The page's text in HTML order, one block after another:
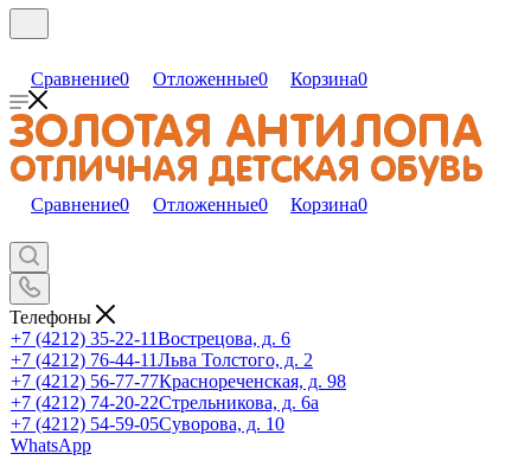
Сравнение0 Отложенные0 Корзина0
Сравнение0 Отложенные0 Корзина0
Телефоны
+7 (4212) 35-22-11Вострецова, д. 6
+7 (4212) 76-44-11Льва Толстого, д. 2
+7 (4212) 56-77-77Краснореченская, д. 98
+7 (4212) 74-20-22Стрельникова, д. 6а
+7 (4212) 54-59-05Суворова, д. 10
WhatsApp